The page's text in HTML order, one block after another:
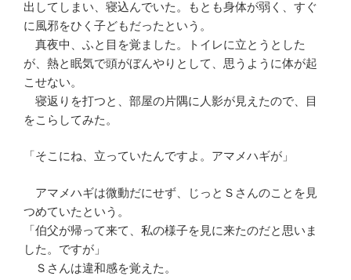
出してしまい、寝込んでいた。もとも身体が弱く、すぐ
に風邪をひく子どもだったという。
真夜中、ふと目を覚ました。トイレに立とうとした
が、熱と眠気で頭がぼんやりとして、思うように体が起
こせない。
寝返りを打つと、部屋の片隅に人影が見えたので、目
をこらしてみた。
「そこにね、立っていたんですよ。アマメハギが」
アマメハギは微動だにせず、じっとＳさんのことを見
つめていたという。
「伯父が帰って来て、私の様子を見に来たのだと思いま
した。ですが」
Ｓさんは違和感を覚えた。